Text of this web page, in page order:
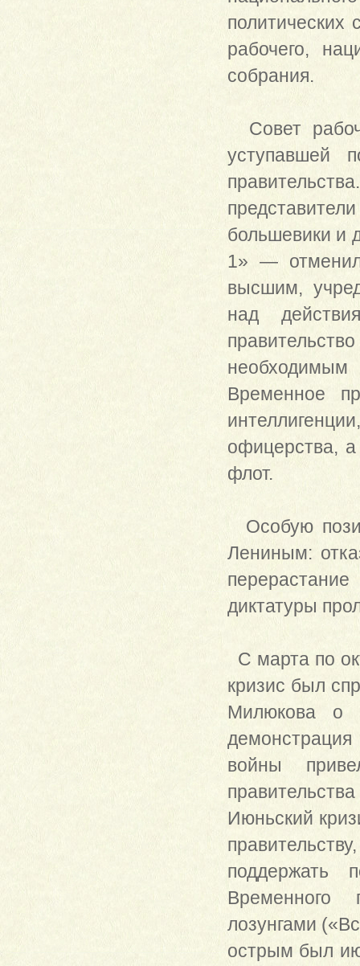
рабочего,
собрания.
Совет
уступавшей
большевики и
1» — отменил
высшим,
над
Временное
офицерства,
флот.
Особую
Лениным:
диктатуры
С марта по
кризис был
Милюкова о
войны
Июньский
поддержать
Временного
лозунгами
острым был